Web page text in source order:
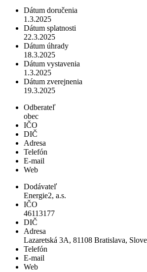
Dátum doručenia
1.3.2025
Dátum splatnosti
22.3.2025
Dátum úhrady
18.3.2025
Dátum vystavenia
1.3.2025
Dátum zverejnenia
19.3.2025
Odberateľ
obec
IČO
DIČ
Adresa
Telefón
E-mail
Web
Dodávateľ
Energie2, a.s.
IČO
46113177
DIČ
Adresa
Lazaretská 3A, 81108 Bratislava,
Telefón
E-mail
Web